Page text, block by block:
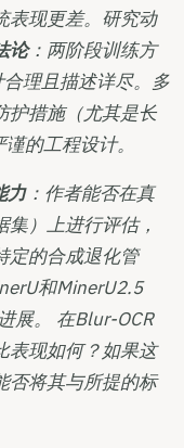
表现更差。研究动
论：两阶段训练方
理且描述详尽。多
护措施（尤其是长
的工程设计。
力：作者能否在真
）上进行评估，
定的合成退化管
和MinerU2.5
展。 在Blur-OCR
表现如何？如果这
否将其与所提的标